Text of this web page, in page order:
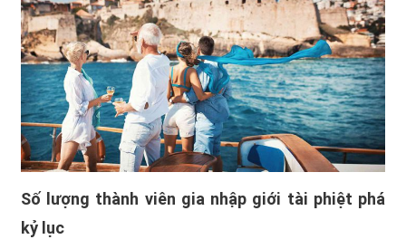
Số lượng thành viên gia nhập giới tài phiệt phá
kỷ lục